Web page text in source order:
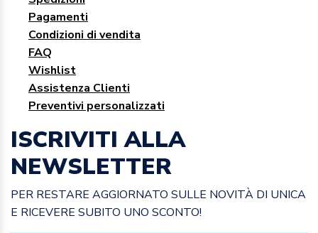
Pagamenti
Condizioni di vendita
FAQ
Wishlist
Assistenza Clienti
Preventivi personalizzati
ISCRIVITI ALLA
NEWSLETTER
PER RESTARE AGGIORNATO SULLE NOVITÀ DI UNICA
E RICEVERE SUBITO UNO SCONTO!